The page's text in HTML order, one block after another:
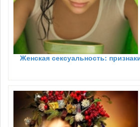
Женская сексуальность: